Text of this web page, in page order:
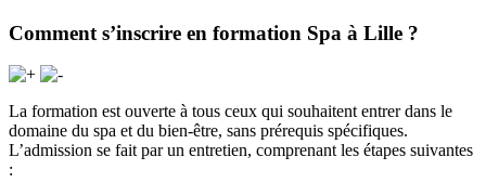
Comment s’inscrire en formation Spa à Lille ?
La formation est ouverte à tous ceux qui souhaitent entrer dans le
domaine du spa et du bien-être, sans prérequis spécifiques.
L’admission se fait par un entretien, comprenant les étapes suivantes
: